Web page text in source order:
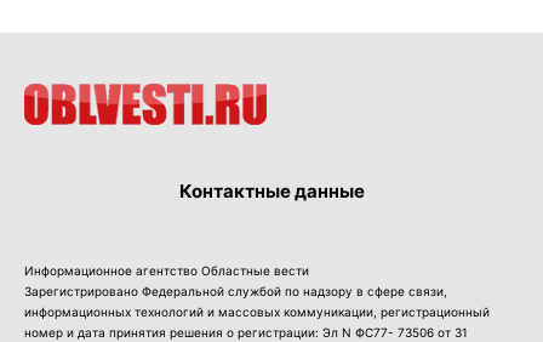
Контактные данные
Информационное агентство Областные вести
Зарегистрировано Федеральной службой по надзору в сфере связи,
информационных технологий и массовых коммуникации, регистрационный
номер и дата принятия решения о регистрации: Эл N ФС77- 73506 от 31